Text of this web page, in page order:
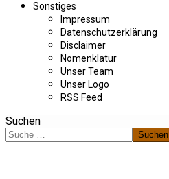
Sonstiges
Impressum
Datenschutzerklärung
Disclaimer
Nomenklatur
Unser Team
Unser Logo
RSS Feed
Suchen
Suchen